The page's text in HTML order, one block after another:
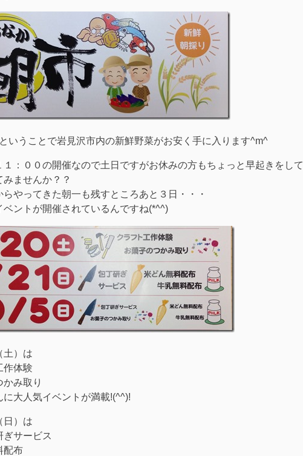
いうことで岩見沢市内の新鮮野菜がお安く手に入ります^m^
１：００の開催なので土日ですがお休みの方もちょっと早起きをして
ませんか？？
らやってきた朝一も残すところあと３日・・・
ベントが開催されているんですね(*^^)
土）は
作体験
かみ取り
に大人気イベントが満載!(^^)!
日）は
ぎサービス
配布